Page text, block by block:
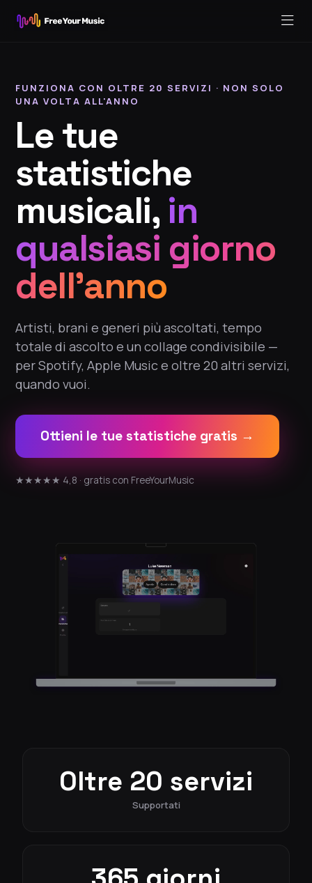
FUNZIONA CON OLTRE 20 SERVIZI · NON SOLO
UNA VOLTA ALL'ANNO
Le tue
statistiche
musicali, in
qualsiasi giorno
dell'anno
Artisti, brani e generi più ascoltati, tempo
totale di ascolto e un collage condivisibile —
per Spotify, Apple Music e oltre 20 altri servizi,
quando vuoi.
Ottieni le tue statistiche gratis →
★★★★★ 4,8 · gratis con FreeYourMusic
Oltre 20 servizi
Supportati